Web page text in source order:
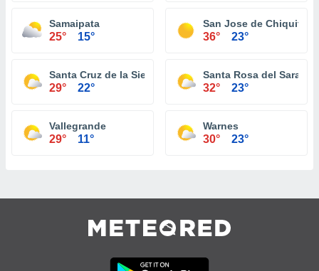
Samaipata
25° 15°
San Jose de Chiquitos
36° 23°
Santa Cruz de la Sierra
29° 22°
Santa Rosa del Sara
32° 23°
Vallegrande
29° 11°
Warnes
30° 23°